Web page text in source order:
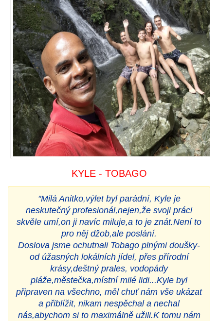
KYLE - TOBAGO
"Milá Anitko,výlet byl parádní, Kyle je
neskutečný profesionál,nejen,že svoji práci
skvěle umí,on ji navíc miluje,a to je znát.Není to
pro něj džob,ale poslání.
Doslova jsme ochutnali Tobago plnými doušky-
od úžasných lokálních jídel, přes přírodní
krásy,deštný prales, vodopády
pláže,městečka,místní milé lidi...Kyle byl
připraven na všechno, měl chuť nám vše ukázat
a přiblížit, nikam nespěchal a nechal
nás,abychom si to maximálně užili.K tomu nám